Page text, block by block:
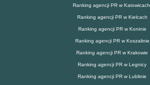
Ranking agencji PR w Katowicach
Ranking agencji PR w Kielcach
Ranking agencji PR w Koninie
Ranking agencji PR w Koszalinie
Ranking agencji PR w Krakowie
Ranking agencji PR w Legnicy
Ranking agencji PR w Lublinie